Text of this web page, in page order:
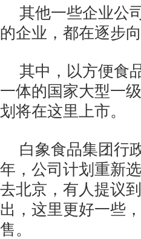
其他一些企业公
的企业，都在逐步
其中，以方便食
一体的国家大型一
划将在这里上市。
白象食品集团行
年，公司计划重新
去北京，有人提议
出，这里更好一些
售。